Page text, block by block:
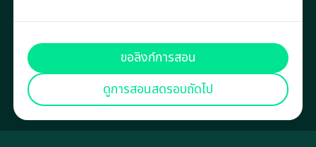
ขอลิงก์การสอน
ดูการสอนสดรอบถัดไป